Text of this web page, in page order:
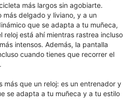
más largos sin agobiarte.
más delgado y liviano, y a un
que se adapta a tu muñeca,
reloj está ahí mientras rastrea incluso
intensos. Además, la pantalla
cuando tienes que recorrer el
más que un reloj: es un entrenador y
se adapta a tu muñeca y a tu estilo